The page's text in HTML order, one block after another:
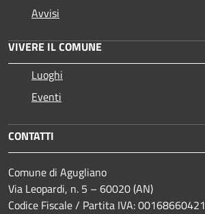
Avvisi
VIVERE IL COMUNE
Luoghi
Eventi
CONTATTI
Comune di Agugliano
Via Leopardi, n. 5 – 60020 (AN)
Codice Fiscale / Partita IVA: 00168660421